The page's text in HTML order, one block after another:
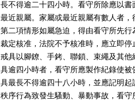
長不得逾二十四小時。看守所除應以
最近親屬。家屬或最近親屬有數人者，
第二項情形如屬急迫，得由看守所先
裁定核准，法院不予核准時，應立即停
戒具以腳鐐、手銬、聯鎖、束繩及其
具逾四小時者，看守所應製作紀錄使
具最長不得逾四十八小時，並應記明
秩序行為致發生騷動、暴動事故，看